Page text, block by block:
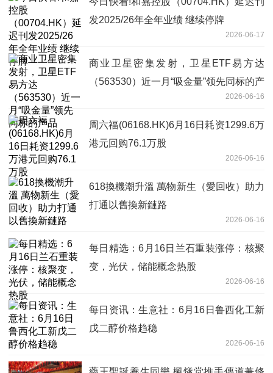
发2025/26年全年业绩 继续停牌
2026-06-17
商业卫星密集发射，卫星ETF易方达
（563530）近一月“吸金量”领先同标的产
2026-06-16
周六福(06168.HK)6月16日耗资1299.6万
港元回购76.1万股
2026-06-16
618換機潮升溫 萬物新生（愛回收）助力
打通以舊換新鏈路
2026-06-16
每日精选：6月16日兰石重装涨停：核聚
变，光伏，储能概念热股
2026-06-16
每日资讯：生意社：6月16日鲁西化工新
戊二醇价格趋稳
2026-06-16